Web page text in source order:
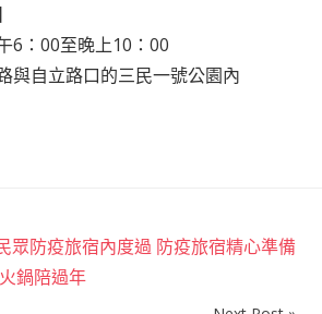
6：00至晚上10：00
與自立路口的三民一號公園內
眾防疫旅宿內度過 防疫旅宿精心準備
鍋陪過年